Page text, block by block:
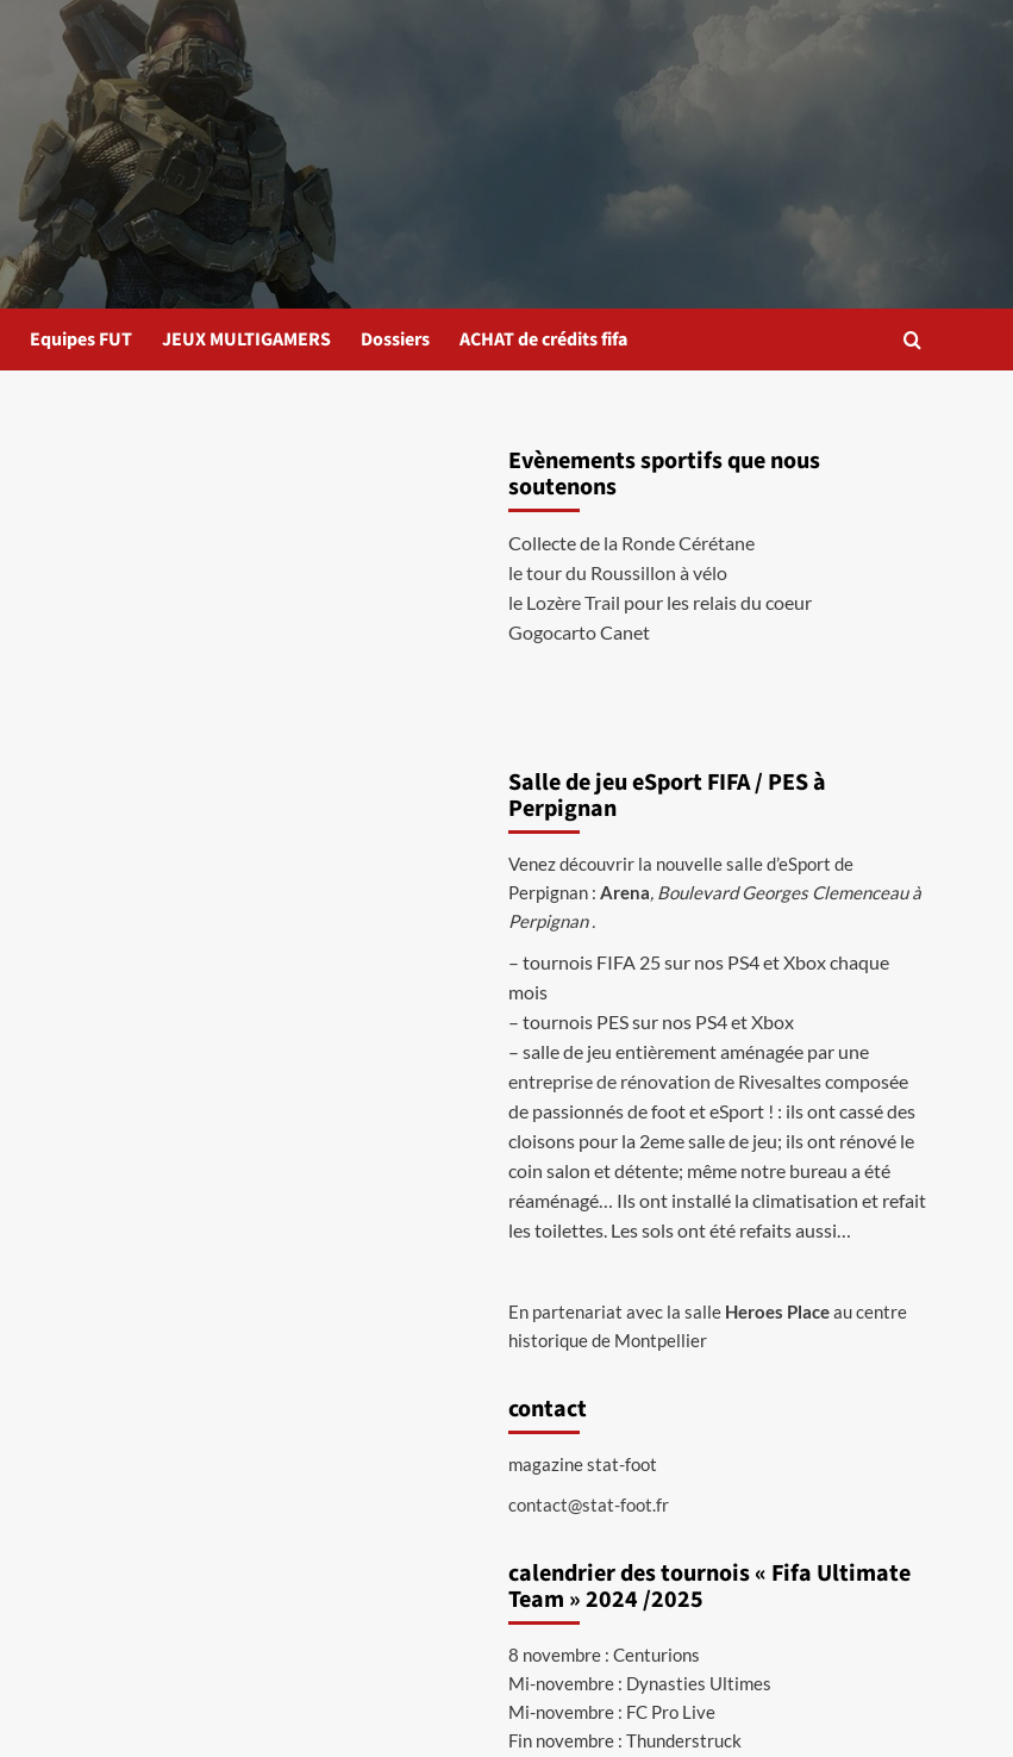
Equipes FUT JEUX MULTIGAMERS Dossiers ACHAT de crédits fifa
Evènements sportifs que nous
soutenons
Collecte de la Ronde Cérétane
le tour du Roussillon à vélo
le Lozère Trail pour les relais du coeur
GogocartoCanet
Salle de jeu eSport FIFA / PES à
Perpignan
Venez découvrir la nouvelle salle d’eSport de
Perpignan : Arena, Boulevard Georges Clemenceau à
Perpignan .
– tournois FIFA 25 sur nos PS4 et Xbox chaque
mois
– tournois PES sur nos PS4 et Xbox
– salle de jeu entièrement aménagée par une
entreprise de rénovation de Rivesaltescomposée
de passionnés de foot et eSport ! : ils ont cassé des
cloisons pour la 2eme salle de jeu; ils ont rénové le
coin salon et détente; même notre bureau a été
réaménagé… Ils ont installé la climatisation et refait
les toilettes. Les sols ont été refaits aussi…
En partenariat avec la salle Heroes Placeau centre
historique de Montpellier
contact
magazine stat-foot
contact@stat-foot.fr
calendrier des tournois « Fifa Ultimate
Team » 2024 /2025
8 novembre : Centurions
Mi-novembre : Dynasties Ultimes
Mi-novembre : FC Pro Live
Fin novembre : Thunderstruck